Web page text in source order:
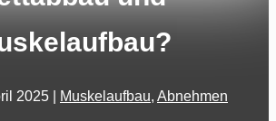
2025 Muskelaufbau, Abnehmen